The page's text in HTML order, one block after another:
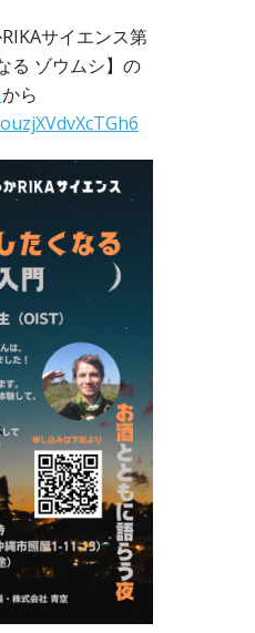
サイエンス第
る ゾウムシ】の
から